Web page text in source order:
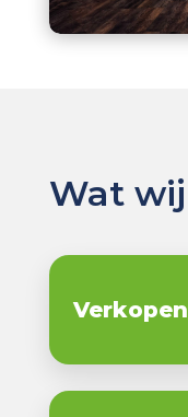
Wat wij
Verkopen